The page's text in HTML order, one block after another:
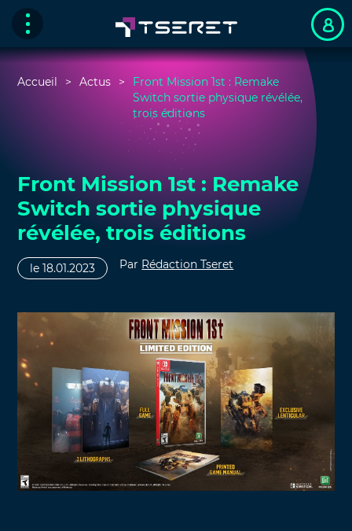
Accueil Actus
Front Mission 1st : Remake
Switch sortie physique révélée,
trois éditions
Front Mission 1st : Remake
Switch sortie physique
révélée, trois éditions
le 18.01.2023 Par Rédaction Tseret